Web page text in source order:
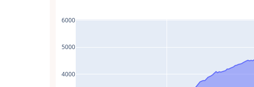
4000
5000
6000